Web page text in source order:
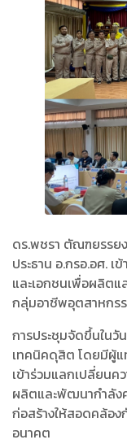
ดร.พชรา ตัณฑยรรย
ประธาน อ.กรอ.อศ.
และเอกชนเพื่อผลิต
กลุ่มอาชีพอุตสาหกร
การประชุมจัดขึ้นใน
เทคนิคดุสิต โดยมีผู้แ
เข้าร่วมแลกเปลี่ยน
ผลิตและพัฒนากำลัง
ก่อสร้างให้สอดคล้อง
อนาคต